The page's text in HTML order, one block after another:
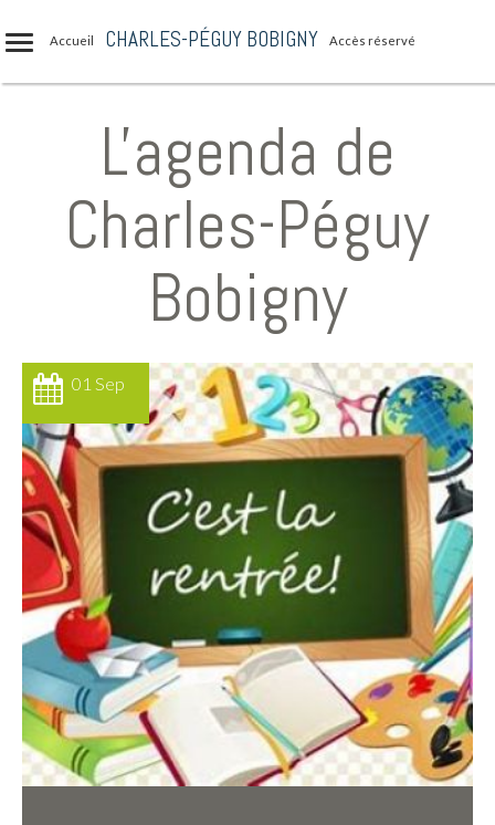
Accueil CHARLES-PÉGUY BOBIGNY Accès réservé
L'agenda de
Charles-Péguy
Bobigny
01 Sep